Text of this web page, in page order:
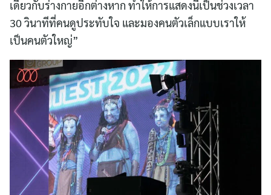
เดียวกับร่างกายอีกต่างหาก ทำให้การแสดงนี้เป็นช่วงเวลา
30 วินาทีที่คนดูประทับใจ และมองคนตัวเล็กแบบเราให้
เป็นคนตัวใหญ่”